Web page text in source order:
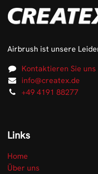
Airbrush ist unsere
Kontaktieren Sie uns
info@createx.de
+49 4191 88277
Links
Home
Über uns